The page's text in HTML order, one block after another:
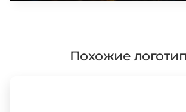
Похожие